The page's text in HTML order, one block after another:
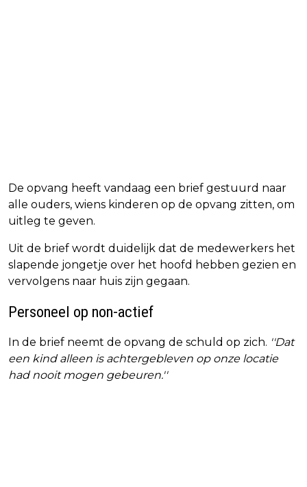
De opvang heeft vandaag een brief gestuurd naar
alle ouders, wiens kinderen op de opvang zitten, om
uitleg te geven.
Uit de brief wordt duidelijk dat de medewerkers het
slapende jongetje over het hoofd hebben gezien en
vervolgens naar huis zijn gegaan.
Personeel op non-actief
In de brief neemt de opvang de schuld op zich. ''Dat
een kind alleen is achtergebleven op onze locatie
had nooit mogen gebeuren.''